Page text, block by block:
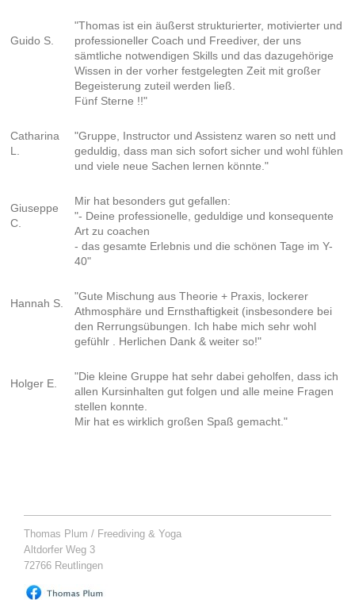
Guido S.
"Thomas ist ein äußerst strukturierter, motivierter und
professioneller Coach und Freediver, der uns
sämtliche notwendigen Skills und das dazugehörige
Wissen in der vorher festgelegten Zeit mit großer
Begeisterung zuteil werden ließ.
Fünf Sterne !!"
Catharina
L.
"Gruppe, Instructor und Assistenz waren so nett und
geduldig, dass man sich sofort sicher und wohl fühlen
und viele neue Sachen lernen könnte."
Giuseppe
C.
Mir hat besonders gut gefallen:
"- Deine professionelle, geduldige und konsequente
Art zu coachen
- das gesamte Erlebnis und die schönen Tage im Y-
40"
Hannah S.
"Gute Mischung aus Theorie + Praxis, lockerer
Athmosphäre und Ernsthaftigkeit (insbesondere bei
den Rerrungsübungen. Ich habe mich sehr wohl
gefühlr . Herlichen Dank & weiter so!"
Holger E.
"Die kleine Gruppe hat sehr dabei geholfen, dass ich
allen Kursinhalten gut folgen und alle meine Fragen
stellen konnte.
Mir hat es wirklich großen Spaß gemacht."
Thomas Plum / Freediving & Yoga
Altdorfer Weg 3
72766 Reutlingen